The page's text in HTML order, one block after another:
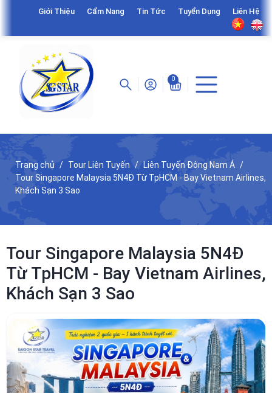
Giới Thiệu Cẩm Nang Tin Tức Tuyển Dụng Liên Hệ
0
Trang chủ Tour Liên Tuyến
Liên Tuyến Đông Nam Á
Tour Singapore Malaysia 5N4Đ Từ TpHCM - Bay Vietnam Airlines,
Khách Sạn 3 Sao
Tour Singapore Malaysia 5N4Đ
Từ TpHCM - Bay Vietnam Airlines,
Khách Sạn 3 Sao